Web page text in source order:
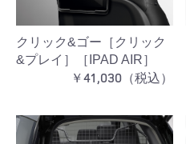
クリック&ゴー［クリック
&プレイ］［IPAD AIR］
￥41,030（税込）